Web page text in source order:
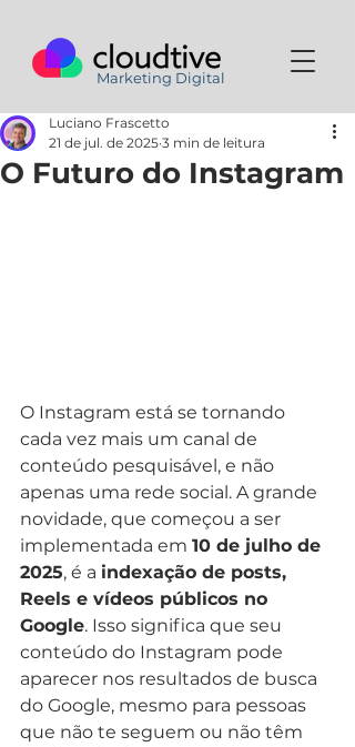
Marketing Digital
O Futuro do Instagram
Luciano Frascetto
21 de jul. de 2025 3 min de leitura
O Instagram está se tornando
cada vez mais um canal de
conteúdo pesquisável, e não
apenas uma rede social. A grande
novidade, que começou a ser
implementada em 10 de julho de
2025, é a indexação de posts,
Reels e vídeos públicos no
Google. Isso significa que seu
conteúdo do Instagram pode
aparecer nos resultados de busca
do Google, mesmo para pessoas
que não te seguem ou não têm